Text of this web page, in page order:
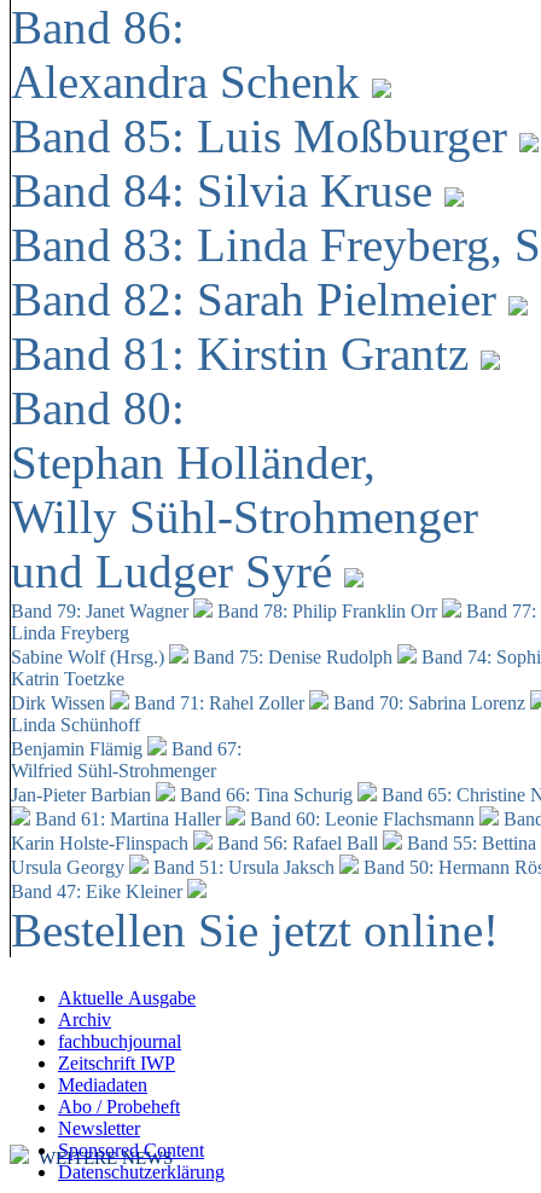
Band 86:
Alexandra Schenk
Band 85: Luis Moßburger
Band 84: Silvia Kruse
Band 83: Linda Freyberg,
Band 82: Sarah Pielmeier
Band 81: Kirstin Grantz
Band 80:
Stephan Holländer,
Willy Sühl-Strohmenger
und Ludger Syré
Band 79: Janet Wagner Band 78: Philip Franklin Orr
Band
Linda Freyberg
Sabine Wolf (Hrsg.)
Band 75: Denise Rudolph
Band 74:
Katrin Toetzke
Dirk Wissen
Band 71: Rahel Zoller
Band 70: Sabrina Lorenz
Linda Schünhoff
Benjamin Flämig
Band 67:
Wilfried Sühl-Strohmenger
Jan-Pieter Barbian
Band 66: Tina Schurig
Band 65: Christine
Band 61: Martina Haller
Band 60: Leonie Flachsmann
Karin Holste-Flinspach
Band 56: Rafael Ball
Band 55:
Ursula Georgy
Band 51: Ursula Jaksch Band 50: Hermann
Band 47: Eike Kleiner
Bestellen Sie jetzt online!
Aktuelle Ausgabe
Archiv
fachbuchjournal
Zeitschrift IWP
Mediadaten
Abo / Probeheft
Newsletter
Sponsored Content
Datenschutzerklärung
WEITERE NEWS